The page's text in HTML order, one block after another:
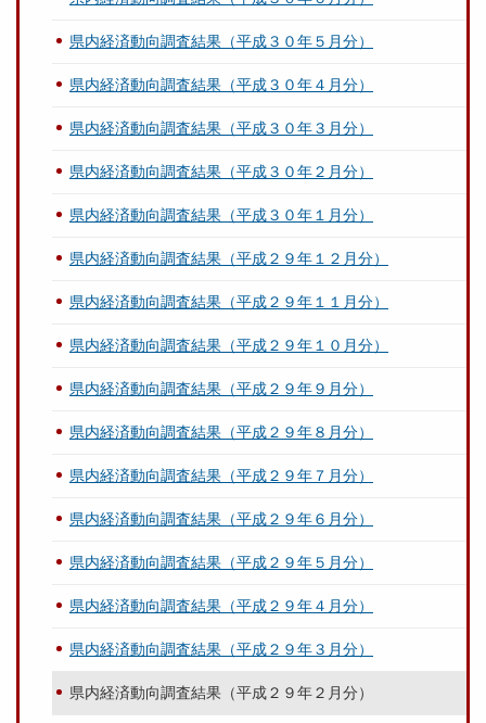
県内経済動向調査結果（平成３０年５月分）
県内経済動向調査結果（平成３０年４月分）
県内経済動向調査結果（平成３０年３月分）
県内経済動向調査結果（平成３０年２月分）
県内経済動向調査結果（平成３０年１月分）
県内経済動向調査結果（平成２９年１２月分）
県内経済動向調査結果（平成２９年１１月分）
県内経済動向調査結果（平成２９年１０月分）
県内経済動向調査結果（平成２９年９月分）
県内経済動向調査結果（平成２９年８月分）
県内経済動向調査結果（平成２９年７月分）
県内経済動向調査結果（平成２９年６月分）
県内経済動向調査結果（平成２９年５月分）
県内経済動向調査結果（平成２９年４月分）
県内経済動向調査結果（平成２９年３月分）
県内経済動向調査結果（平成２９年２月分）